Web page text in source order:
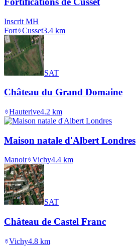
Inscrit MH
Fort Cusset3.4 km
SAT
Château du Grand Domaine
Hauterive4.2 km
Maison natale d'Albert Londres
Manoir Vichy4.4 km
SAT
Château de Castel Franc
Vichy4.8 km